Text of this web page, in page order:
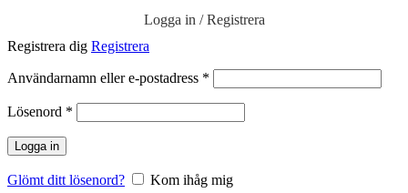
Logga in / Registrera
Registrera dig Registrera
Användarnamn eller e-postadress *
Lösenord *
Logga in
Glömt ditt lösenord? Kom ihåg mig